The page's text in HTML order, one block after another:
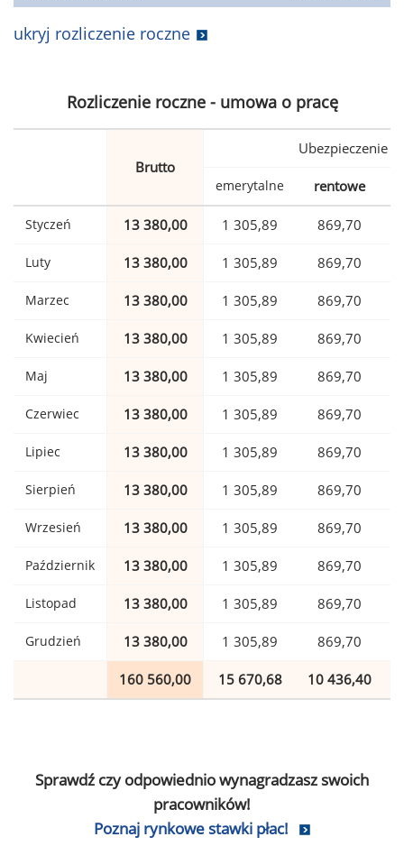
ukryj rozliczenie roczne
Rozliczenie roczne - umowa o pracę
Brutto
Ubezpieczenie
emerytalne rentowe
Styczeń 13 380,00 1 305,89 869,70
Luty 13 380,00 1 305,89 869,70
Marzec 13 380,00 1 305,89 869,70
Kwiecień 13 380,00 1 305,89 869,70
Maj 13 380,00 1 305,89 869,70
Czerwiec 13 380,00 1 305,89 869,70
Lipiec 13 380,00 1 305,89 869,70
Sierpień 13 380,00 1 305,89 869,70
Wrzesień 13 380,00 1 305,89 869,70
Październik 13 380,00 1 305,89 869,70
Listopad 13 380,00 1 305,89 869,70
Grudzień 13 380,00 1 305,89 869,70
160 560,00 15 670,68 10 436,40
Sprawdź czy odpowiednio wynagradzasz swoich
pracowników!
Poznaj rynkowe stawki płac!